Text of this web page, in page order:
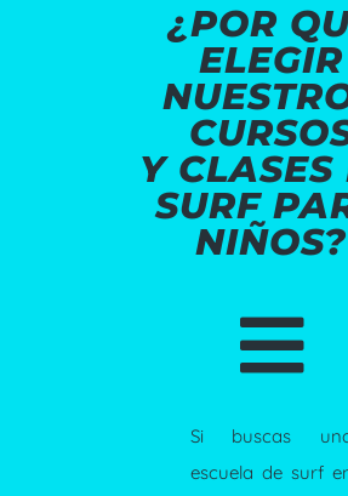
¿POR
ELEGIR
Y CLASES
SURF
NIÑOS?

Si buscas
escuela de surf